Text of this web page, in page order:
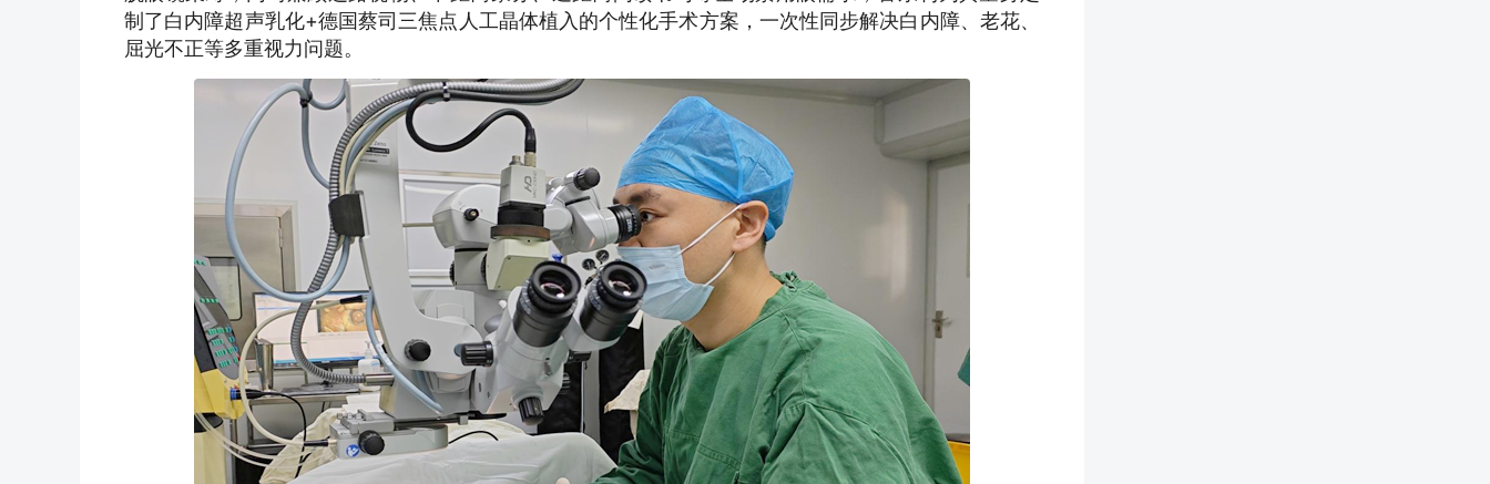
制了白内障超声乳化+德国蔡司三焦点人工晶体植入的个性化手术方案，一次性同步解决白内障、老花、
屈光不正等多重视力问题。